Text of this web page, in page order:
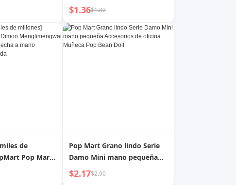
jardín
de
expandible
orgánico para hombro,
espalda, mano, ayuda para el
insomnio y el estreñimiento
$1.36$1.82
de
Pop Mart
Serie
a mano
Pop Mart Grano lindo Serie
Damo Mini mano pequeña
Accesorios de oficina Muñeca
Pop Bean Doll
$2.17$2.90